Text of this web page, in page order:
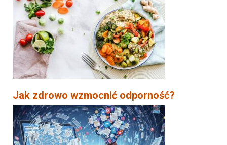
Jak zdrowo wzmocnić odporność?